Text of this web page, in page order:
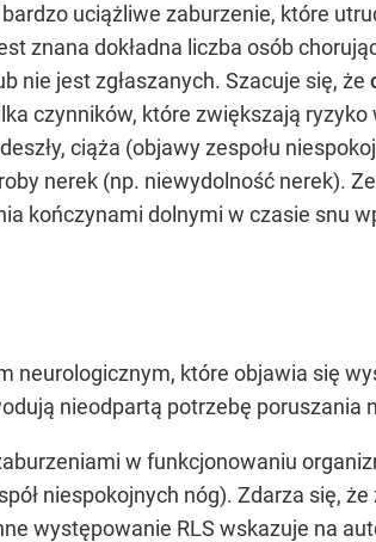
uciążliwe zaburzenie, które
znana dokładna liczba osób
nie jest zgłaszanych. Szacuje się, że
czynników, które zwiększają
ciąża (objawy zespołu
nerek (np. niewydolność nerek).
kończynami dolnymi w czasie snu
neurologicznym, które objawia się
nieodpartą potrzebę poruszania
w funkcjonowaniu
niespokojnych nóg). Zdarza się,
występowanie RLS wskazuje na